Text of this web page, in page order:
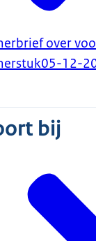
over
05-12-
bij